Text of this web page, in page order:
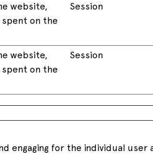
website,
spent on the
Session
website,
spent on the
Session
engaging for the individual user